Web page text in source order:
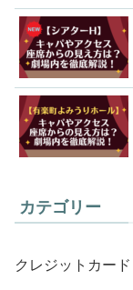
カテゴリー
クレジットカード